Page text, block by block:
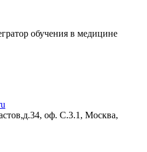
обучения в медицине
оф. С.3.1, Москва,